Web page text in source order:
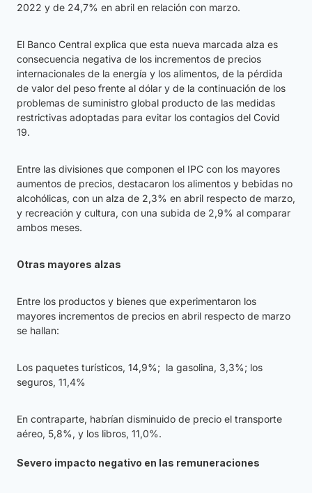
2022 y de 24,7% en abril en relación con marzo.
El Banco Central explica que esta nueva marcada alza es
consecuencia negativa de los incrementos de precios
internacionales de la energía y los alimentos, de la pérdida
de valor del peso frente al dólar y de la continuación de los
problemas de suministro global producto de las medidas
restrictivas adoptadas para evitar los contagios del Covid
19.
Entre las divisiones que componen el IPC con los mayores
aumentos de precios, destacaron los alimentos y bebidas no
alcohólicas, con un alza de 2,3% en abril respecto de marzo,
y recreación y cultura, con una subida de 2,9% al comparar
ambos meses.
Otras mayores alzas
Entre los productos y bienes que experimentaron los
mayores incrementos de precios en abril respecto de marzo
se hallan:
Los paquetes turísticos, 14,9%; la gasolina, 3,3%; los
seguros, 11,4%
En contraparte, habrían disminuido de precio el transporte
aéreo, 5,8%, y los libros, 11,0%.
Severo impacto negativo en las remuneraciones